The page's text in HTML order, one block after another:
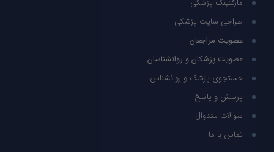
مارکتینگ پزشکی
طراحی سایت پزشکی
عضویت مراجعان
عضویت پزشکان و روانشناسان
جستجوی پزشک و روانشناس
پرسش و پاسخ
سوالات متدوال
تماس با ما